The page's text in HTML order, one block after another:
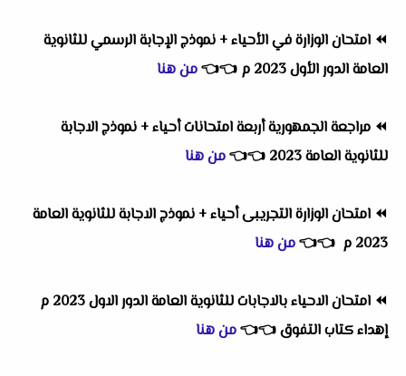
⏪ امتحان الوزارة في الأحياء + نموذج الإجابة الرسمي للثانوية
العامة الدور الأول 2023 م
👈
👈من هنا
⏪ مراجعة الجمهورية أربعة امتحانات أحياء + نموذج الاجابة
للثانوية العامة 2023
👈
👈من هنا
⏪ امتحان الوزارة التجريبى أحياء + نموذج الاجابة للثانوية العامة
2023 م
👈
👈من هنا
⏪
امتحان الاحياء بالاجابات للثانوية العامة الدور الاول 2023 م
إهداء كتاب التفوق👈
👈من هنا